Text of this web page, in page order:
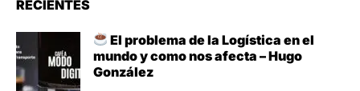
RECIENTES
El problema de la Logística en el
mundo y como nos afecta – Hugo
González